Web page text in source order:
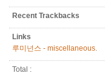
Recent Trackbacks
Links
루미넌스 - miscellaneous.
Total :